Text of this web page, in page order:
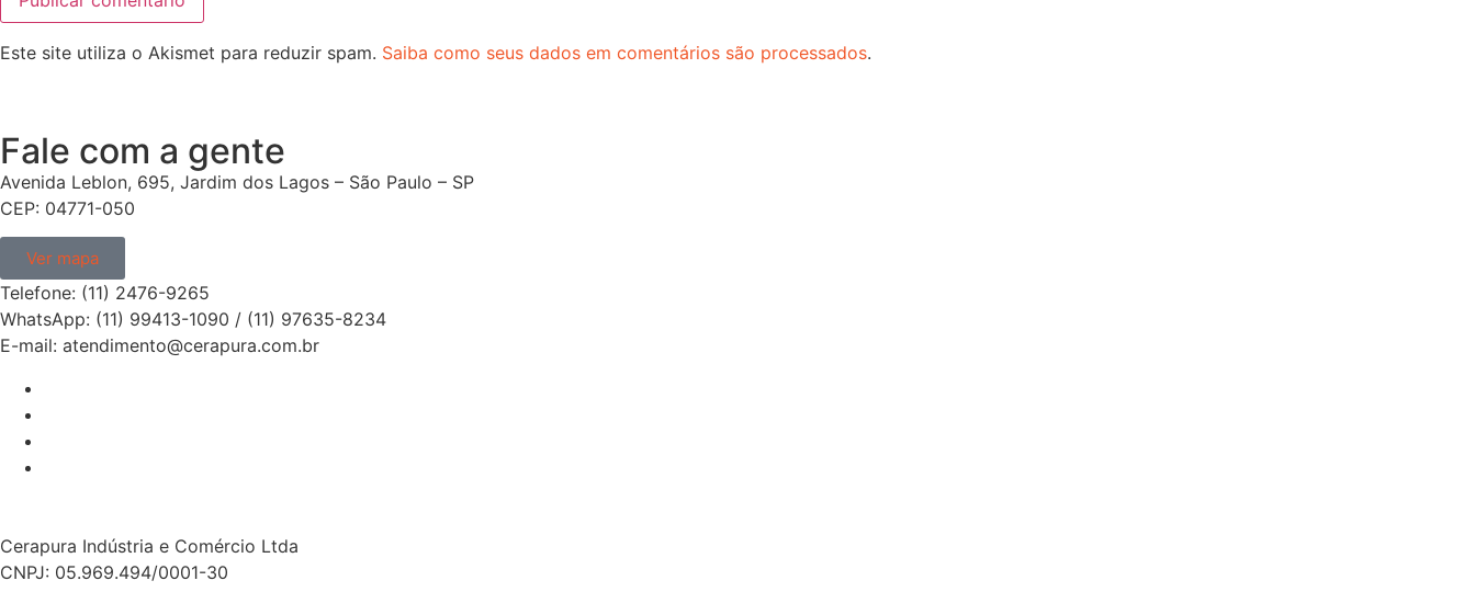
Este site utiliza o Akismet para reduzir spam. Saiba como seus dados em comentários são processados.
Fale com a gente
Avenida Leblon, 695, Jardim dos Lagos – São Paulo – SP
CEP: 04771-050
Ver mapa
Telefone: (11) 2476-9265
WhatsApp: (11) 99413-1090 / (11) 97635-8234
E-mail: atendimento@cerapura.com.br
Cerapura Indústria e Comércio Ltda
CNPJ: 05.969.494/0001-30